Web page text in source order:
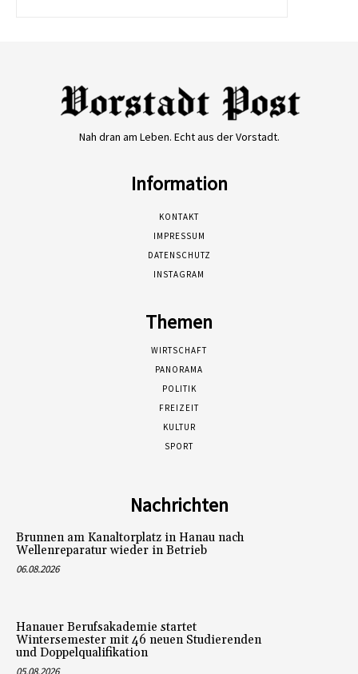
Nah dran am Leben. Echt aus der Vorstadt.
Information
KONTAKT
IMPRESSUM
DATENSCHUTZ
INSTAGRAM
Themen
WIRTSCHAFT
PANORAMA
POLITIK
FREIZEIT
KULTUR
SPORT
Nachrichten
Brunnen am Kanaltorplatz in Hanau nach
Wellenreparatur wieder in Betrieb
06.08.2026
Hanauer Berufsakademie startet
Wintersemester mit 46 neuen Studierenden
und Doppelqualifikation
05.08.2026